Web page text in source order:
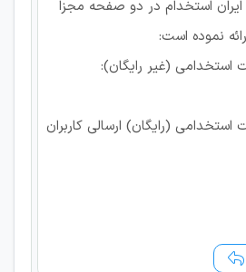
استخدام در دو صفحه مجزا
نموده است:
(غیر رایگان):
(رایگان) ارسالی کاربران